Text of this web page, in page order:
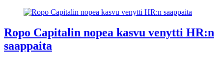
Ropo Capitalin nopea kasvu venytti HR:n
saappaita